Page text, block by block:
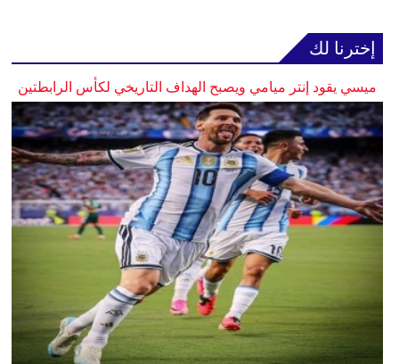
إخترنا لك
ميسي يقود إنتر ميامي ويصبح الهداف التاريخي لكأس الرابطتين